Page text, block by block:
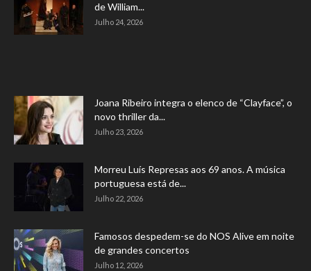
de William...
Julho 24, 2026
Joana Ribeiro integra o elenco de “Clayface”, o
novo thriller da...
Julho 23, 2026
Morreu Luís Represas aos 69 anos. A música
portuguesa está de...
Julho 22, 2026
Famosos despedem-se do NOS Alive em noite
de grandes concertos
Julho 12, 2026